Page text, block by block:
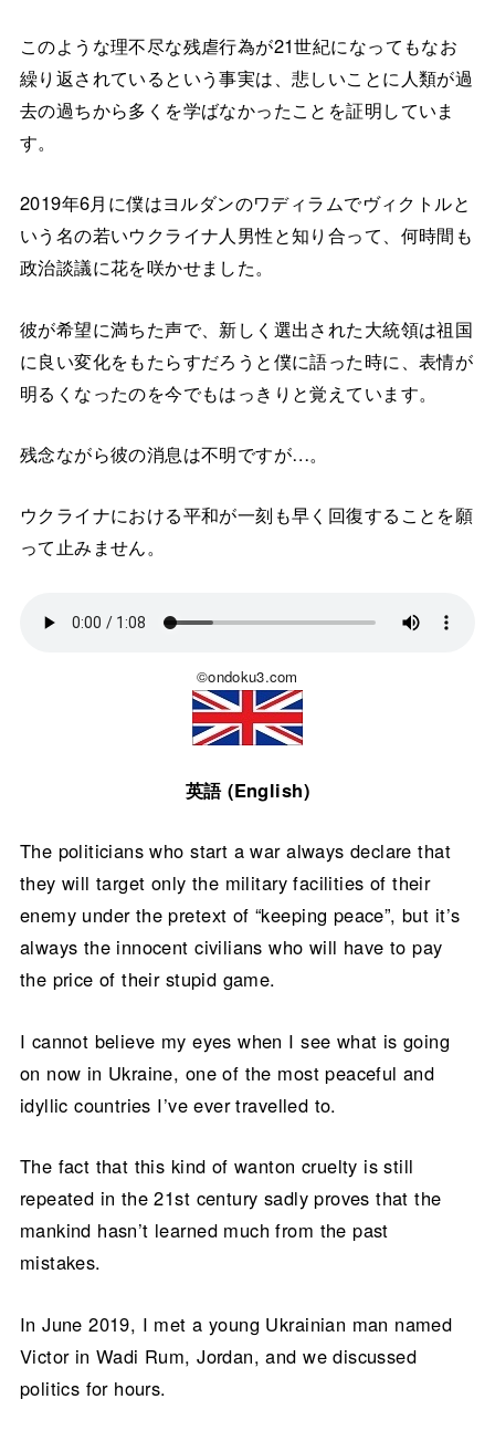
このような理不尽な残虐行為が21世紀になってもなお
繰り返されているという事実は、悲しいことに人類が過
去の過ちから多くを学ばなかったことを証明していま
す。
2019年6月に僕はヨルダンのワディラムでヴィクトルと
いう名の若いウクライナ人男性と知り合って、何時間も
政治談議に花を咲かせました。
彼が希望に満ちた声で、新しく選出された大統領は祖国
に良い変化をもたらすだろうと僕に語った時に、表情が
明るくなったのを今でもはっきりと覚えています。
残念ながら彼の消息は不明ですが…。
ウクライナにおける平和が一刻も早く回復することを願
って止みません。
©ondoku3.com
英語 (English)
The politicians who start a war always declare that
they will target only the military facilities of their
enemy under the pretext of “keeping peace”, but it’s
always the innocent civilians who will have to pay
the price of their stupid game.
I cannot believe my eyes when I see what is going
on now in Ukraine, one of the most peaceful and
idyllic countries I’ve ever travelled to.
The fact that this kind of wanton cruelty is still
repeated in the 21st century sadly proves that the
mankind hasn’t learned much from the past
mistakes.
In June 2019, I met a young Ukrainian man named
Victor in Wadi Rum, Jordan, and we discussed
politics for hours.